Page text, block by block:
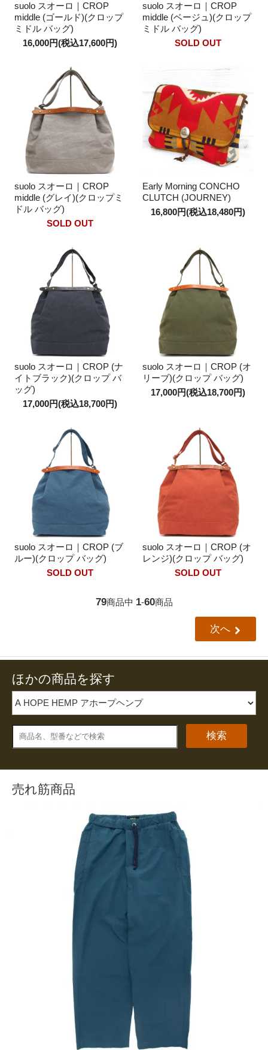
suolo スオーロ｜CROP
middle (ゴールド)(クロップ
ミドル バッグ)
16,000円(税込17,600円)
suolo スオーロ｜CROP
middle (ベージュ)(クロップ
ミドル バッグ)
SOLD OUT
suolo スオーロ｜CROP
middle (グレイ)(クロップミ
ドル バッグ)
SOLD OUT
Early Morning CONCHO
CLUTCH (JOURNEY)
16,800円(税込18,480円)
suolo スオーロ｜CROP (ナ
イトブラック)(クロップ バ
ッグ)
17,000円(税込18,700円)
suolo スオーロ｜CROP (オ
リーブ)(クロップ バッグ)
17,000円(税込18,700円)
suolo スオーロ｜CROP (ブ
ルー)(クロップ バッグ)
SOLD OUT
suolo スオーロ｜CROP (オ
レンジ)(クロップ バッグ)
SOLD OUT
79商品中 1-60商品
次へ
ほかの商品を探す
検索
売れ筋商品